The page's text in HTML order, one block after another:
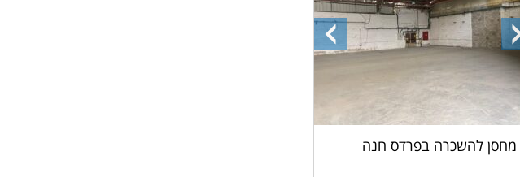
התמונה
הקודמת
התמונה
הבאה
מחסן להשכרה בפרדס חנה